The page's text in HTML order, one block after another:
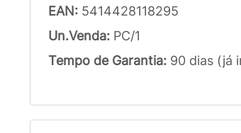
EAN: 5414428118295
Un.Venda: PC/1
Tempo de Garantia: 90 dias (já